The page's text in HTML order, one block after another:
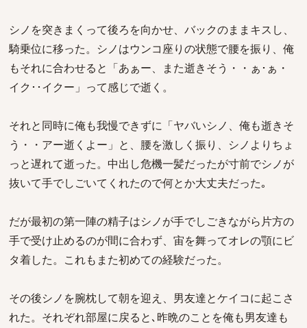
シノを突きまくって後ろを向かせ、バックのままキスし、
騎乗位に移った。シノはウンコ座りの状態で腰を振り、俺
もそれに合わせると「あぁー、また逝きそう・・ぁ･ぁ・
イク･･イクー」って感じで逝く。
それと同時に俺も我慢できずに「ヤバいシノ、俺も逝きそ
う・・アー逝くよー」と、腰を激しく振り、シノよりちょ
っと遅れて逝った。中出し危機一髪だったが寸前でシノが
抜いて手でしごいてくれたので何とか大丈夫だった｡
だが最初の第一陣の精子はシノが手でしごきながら片方の
手で受け止めるのが間に合わず、宙を舞ってオレの顎にビ
タ着した。これもまた初めての経験だった。
その後シノを腕枕して朝を迎え、男友達とケイコに起こさ
れた。それぞれ部屋に戻ると､昨晩のことを俺も男友達も